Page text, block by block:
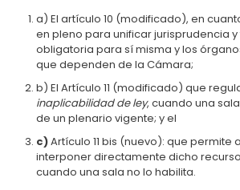
a) El artículo 10 (modificado), en
en pleno para unificar jurisprudencia
obligatoria para sí misma y los
que dependen de la Cámara;
b) El Artículo 11 (modificado) que
inaplicabilidad de ley, cuando una
de un plenario vigente; y el
c)Artículo 11 bis (nuevo): que permite
interponer directamente dicho
cuando una sala no lo habilita.